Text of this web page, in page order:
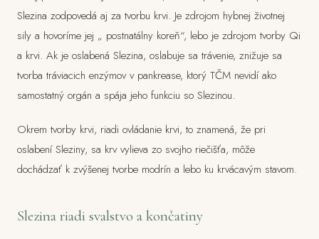
Slezina zodpovedá aj za tvorbu krvi. Je zdrojom hybnej životnej
sily a hovoríme jej „ postnatálny koreň“, lebo je zdrojom tvorby Qi
a krvi. Ak je oslabená Slezina, oslabuje sa trávenie, znižuje sa
tvorba tráviacich enzýmov v pankrease, ktorý TČM nevidí ako
samostatný orgán a spája jeho funkciu so Slezinou.
Okrem tvorby krvi, riadi ovládanie krvi, to znamená, že pri
oslabení Sleziny, sa krv vylieva zo svojho riečišťa, môže
dochádzať k zvýšenej tvorbe modrín a lebo ku krvácavým stavom.
Slezina riadi svalstvo a končatiny